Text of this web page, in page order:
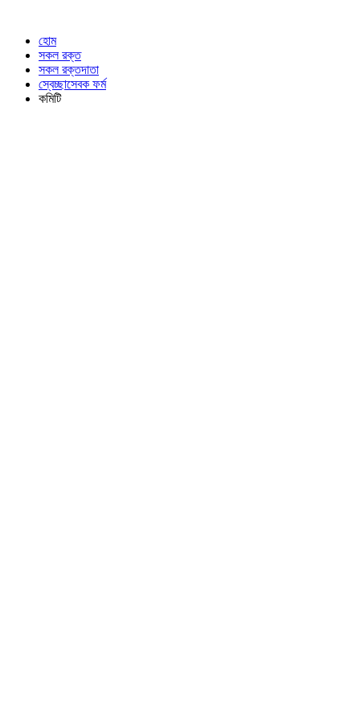
হোম
সকল রক্ত
সকল রক্তদাতা
স্বেচ্ছাসেবক ফর্ম
কমিটি